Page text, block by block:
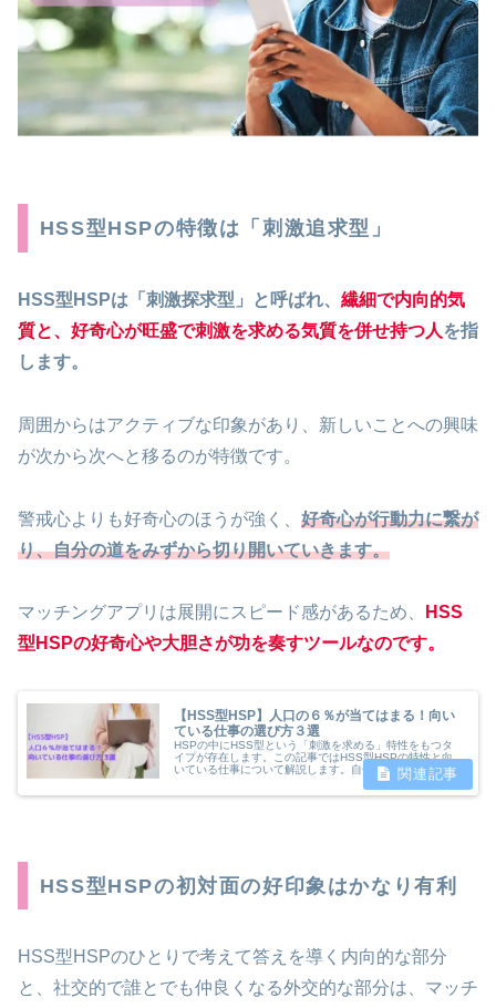
HSS型HSPの特徴は「刺激追求型」
HSS型HSPは「刺激探求型」と呼ばれ、 繊細で内向的気
質と、好奇心が旺盛で刺激を求める気質を併せ持つ人を指
します。
周囲からはアクティブな印象があり、新しいことへの興味
が次から次へと移るのが特徴です。
警戒心よりも好奇心のほうが強く、 好奇心が行動力に繋が
り、自分の道をみずから切り開いていきます。
マッチングアプリは展開にスピード感があるため、
HSS
型HSPの好奇心や大胆さが功を奏すツールなのです。
【HSS型HSP】人口の６％が当てはまる！向い
ている仕事の選び方３選
HSPの中にHSS型という「刺激を求める」特性をもつタ
イプが存在します。この記事ではHSS型HSPの特性と向
いている仕事について解説します。自分に合った仕事で活
HSS型HSPの初対面の好印象はかなり有利
HSS型HSPのひとりで考えて答えを導く内向的な部分
と、社交的で誰とでも仲良くなる外交的な部分は、マッチ